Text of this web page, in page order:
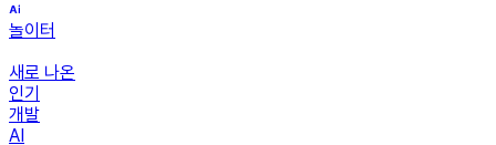
놀이터
새로 나온
인기
개발
AI